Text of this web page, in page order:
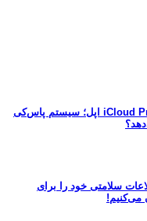
افشای نشت آدرس IP در iCloud Private Relay اپل؛ سیستم پاس‌کی
سلامتی خود را برای
می‌کنیم!